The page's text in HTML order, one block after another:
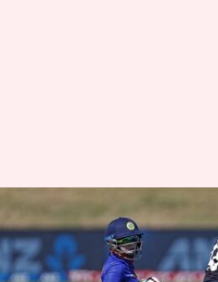
न्यूजीलैंड बनाम
क्रिकेट: अमेलिया
बदौलत न्यूजीलैंड ने